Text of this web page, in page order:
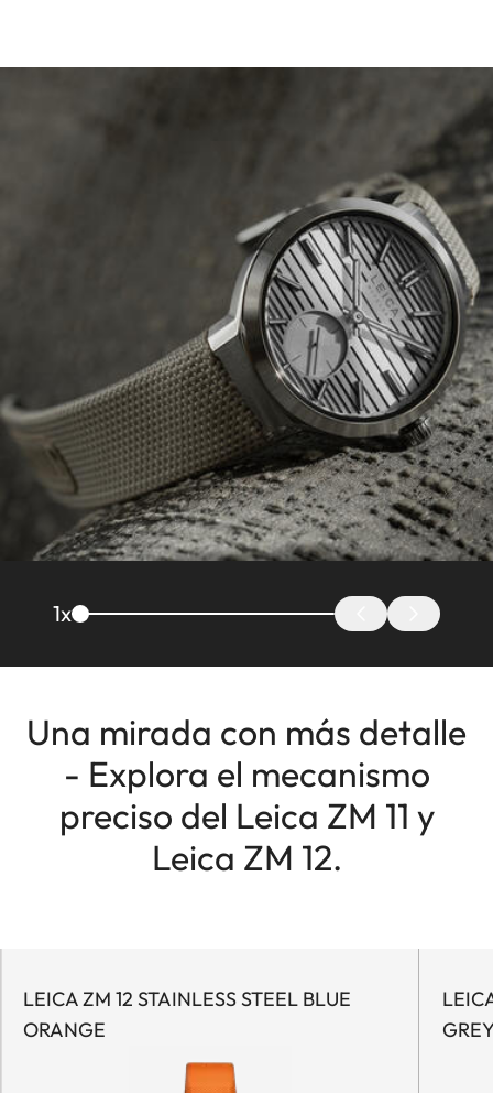
1x
Una mirada con más detalle
- Explora el mecanismo
preciso del Leica ZM 11 y
Leica ZM 12.
LEICA ZM 12 STAINLESS STEEL BLUE
ORANGE